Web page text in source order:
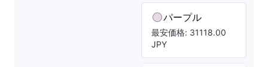
パープル
最安価格: 31118.00
JPY